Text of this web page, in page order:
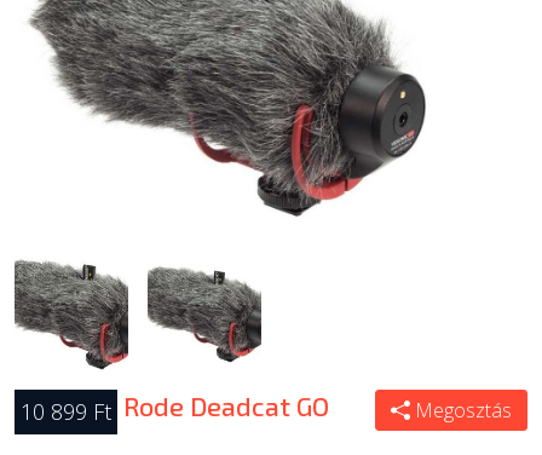
10 899 Ft Rode Deadcat GO Megosztás